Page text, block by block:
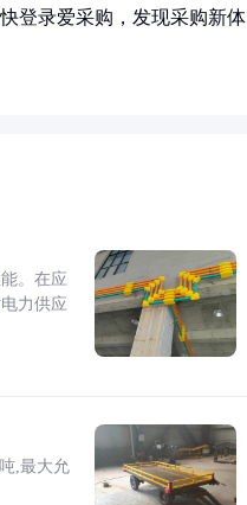
登录爱采购，发现采购新体
。在应
力供应
,最大允